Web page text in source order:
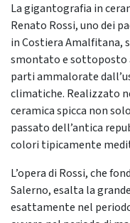
La gigantografia in
Renato Rossi, uno dei
in Costiera Amalfitana,
smontato e sottoposto
parti ammalorate
climatiche. Realizzato
ceramica spicca non
passato dell’antica
colori tipicamente
L’opera di Rossi, che
Salerno, esalta la
esattamente nel